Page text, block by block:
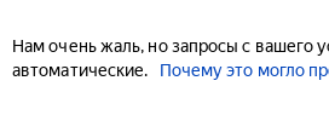
Нам очень жаль, но запросы с вашего
автоматические.
Почему это могло